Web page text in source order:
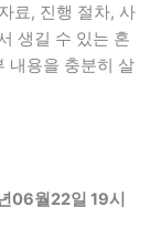
료, 진행 절차, 사
생길 수 있는 혼
내용을 충분히 살
06월22일 19시